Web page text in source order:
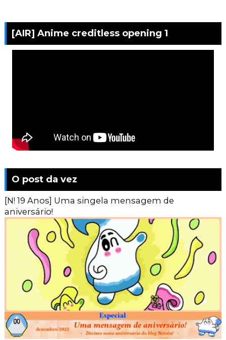
[AIR] Anime creditless opening 1
O post da vez
[N! 19 Anos] Uma singela mensagem de
aniversário!